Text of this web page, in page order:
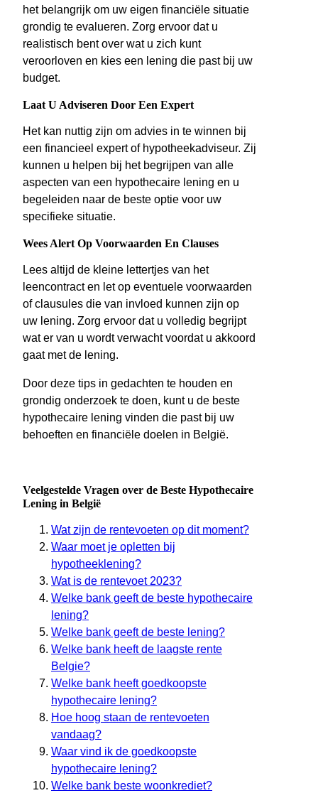
het belangrijk om uw eigen financiële situatie
grondig te evalueren. Zorg ervoor dat u
realistisch bent over wat u zich kunt
veroorloven en kies een lening die past bij uw
budget.
Laat U Adviseren Door Een Expert
Het kan nuttig zijn om advies in te winnen bij
een financieel expert of hypotheekadviseur. Zij
kunnen u helpen bij het begrijpen van alle
aspecten van een hypothecaire lening en u
begeleiden naar de beste optie voor uw
specifieke situatie.
Wees Alert Op Voorwaarden En Clauses
Lees altijd de kleine lettertjes van het
leencontract en let op eventuele voorwaarden
of clausules die van invloed kunnen zijn op
uw lening. Zorg ervoor dat u volledig begrijpt
wat er van u wordt verwacht voordat u akkoord
gaat met de lening.
Door deze tips in gedachten te houden en
grondig onderzoek te doen, kunt u de beste
hypothecaire lening vinden die past bij uw
behoeften en financiële doelen in België.
Veelgestelde Vragen over de Beste Hypothecaire
Lening in België
Wat zijn de rentevoeten op dit moment?
Waar moet je opletten bij
hypotheeklening?
Wat is de rentevoet 2023?
Welke bank geeft de beste hypothecaire
lening?
Welke bank geeft de beste lening?
Welke bank heeft de laagste rente
Belgie?
Welke bank heeft goedkoopste
hypothecaire lening?
Hoe hoog staan de rentevoeten
vandaag?
Waar vind ik de goedkoopste
hypothecaire lening?
Welke bank beste woonkrediet?